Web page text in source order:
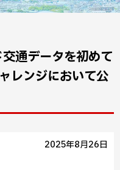
通データを初めて
レンジにおいて公
2025年8月26日